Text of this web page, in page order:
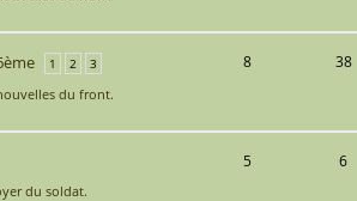
1 2 3
du front.
8 38
du soldat.
5 6